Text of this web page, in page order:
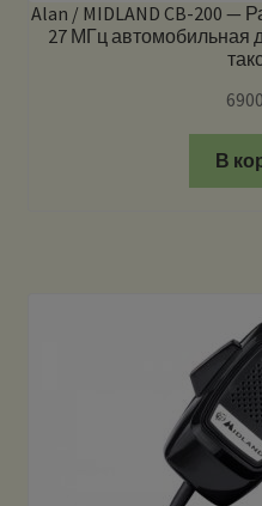
Alan / MIDLAND CB-200 —
27 МГц автомобильная
В